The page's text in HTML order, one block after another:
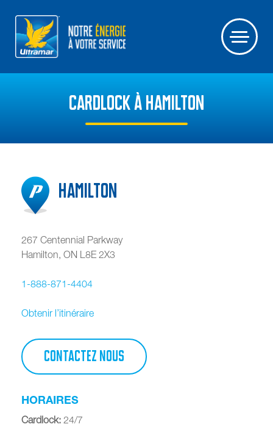
CARDLOCK À HAMILTON
Hamilton
267 Centennial Parkway
Hamilton, ON L8E 2X3
1-888-871-4404
Obtenir l’itinéraire
CONTACTEZ NOUS
HORAIRES
Cardlock: 24/7